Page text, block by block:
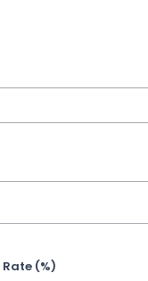
(%)